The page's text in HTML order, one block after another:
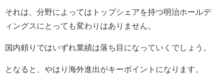
それは、分野によってはトップシェアを持つ明治ホールデ
ィングスにとっても変わりはありません。
国内頼りではいずれ業績は落ち目になっていくでしょう。
となると、やはり海外進出がキーポイントになります。